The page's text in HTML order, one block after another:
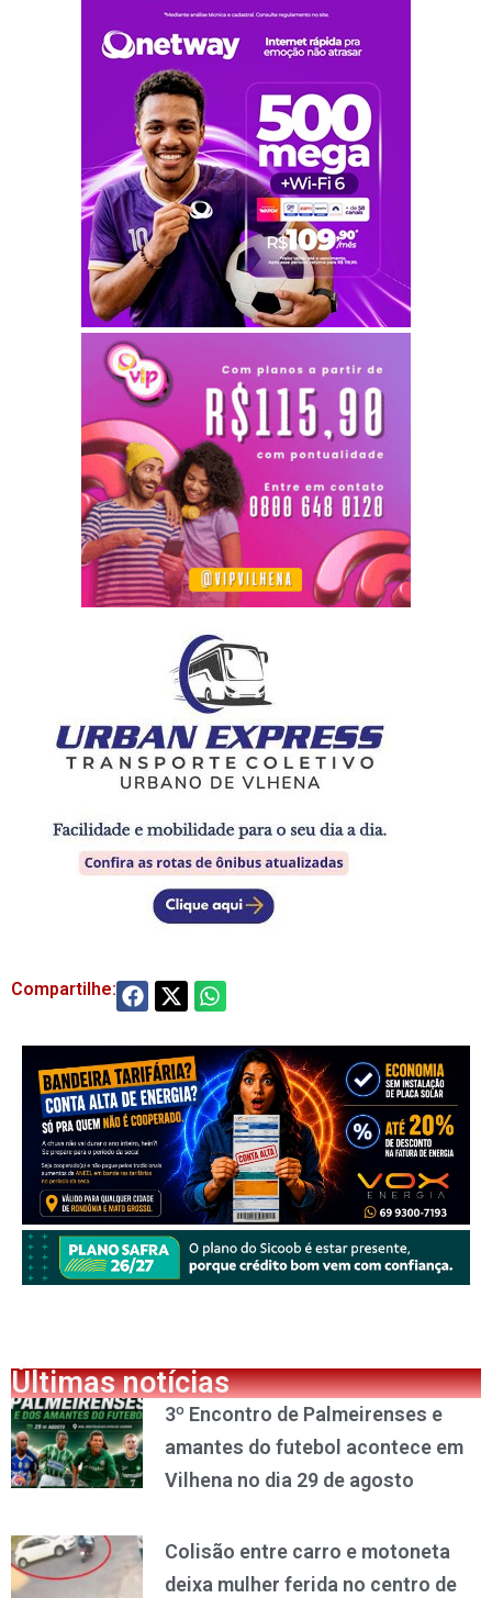
Compartilhe:
Últimas notícias
3º Encontro de Palmeirenses e
amantes do futebol acontece em
Vilhena no dia 29 de agosto
Colisão entre carro e motoneta
deixa mulher ferida no centro de